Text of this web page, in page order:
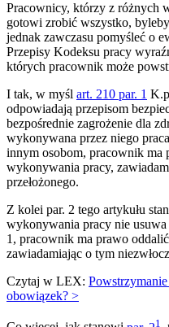
Pracownicy, którzy z różnych
gotowi zrobić wszystko,
jednak zawczasu pomyśleć o
Przepisy Kodeksu pracy
których pracownik może
I tak, w myśl art. 210 par. 1
odpowiadają przepisom
bezpośrednie zagrożenie dla
wykonywana przez niego
innym osobom, pracownik ma
wykonywania pracy,
przełożonego.
Z kolei par. 2 tego artykułu
wykonywania pracy nie
1, pracownik ma prawo
zawiadamiając o tym
Czytaj w LEX:
obowiązek? >
1